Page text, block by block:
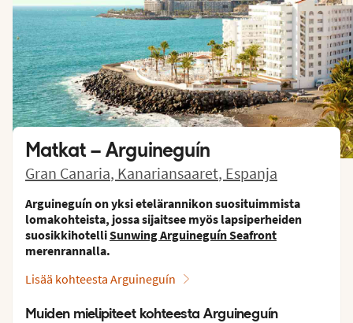
Näytä kuvia
Matkat – Arguineguín
Gran Canaria, Kanariansaaret, Espanja
Arguineguín on yksi etelärannikon suosituimmista
lomakohteista, jossa sijaitsee myös lapsiperheiden
suosikkihotelliSunwing Arguineguín Seafront
merenrannalla.
Lisää kohteesta Arguineguín
Muiden mielipiteet kohteesta Arguineguín